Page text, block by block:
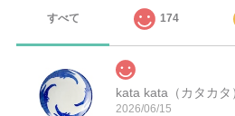
すべて 174
kata kata（カタカ
2026/06/15